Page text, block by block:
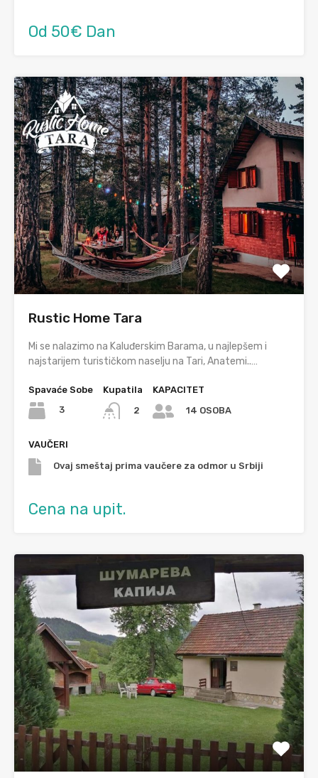
Od 50€ Dan
Rustic Home Tara
Mi se nalazimo na Kaluđerskim Barama, u najlepšem i
najstarijem turističkom naselju na Tari, Anatemi..…
Spavaće Sobe
3
Kupatila
2
KAPACITET
14 OSOBA
VAUČERI
Ovaj smeštaj prima vaučere za odmor u Srbiji
Cena na upit.